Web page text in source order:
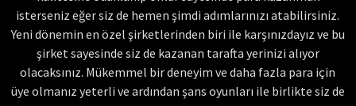
isterseniz eğer siz de hemen şimdi adımlarınızı atabilirsiniz.
Yeni dönemin en özel şirketlerinden biri ile karşınızdayız ve bu
şirket sayesinde siz de kazanan tarafta yerinizi alıyor
olacaksınız. Mükemmel bir deneyim ve daha fazla para için
üye olmanız yeterli ve ardından şans oyunları ile birlikte siz de